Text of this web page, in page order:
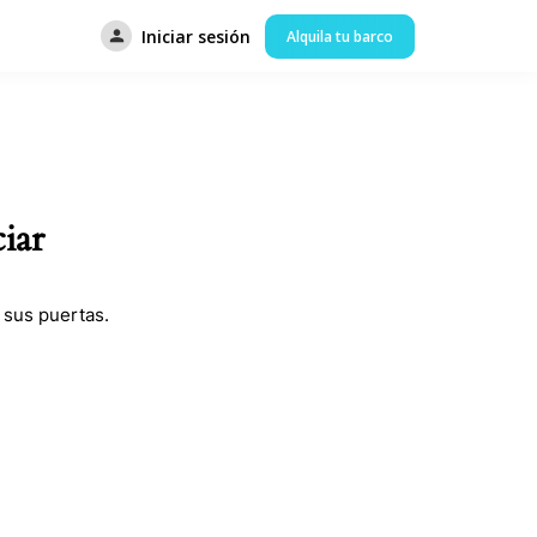
Iniciar sesión Alquila tu barco
puertas.